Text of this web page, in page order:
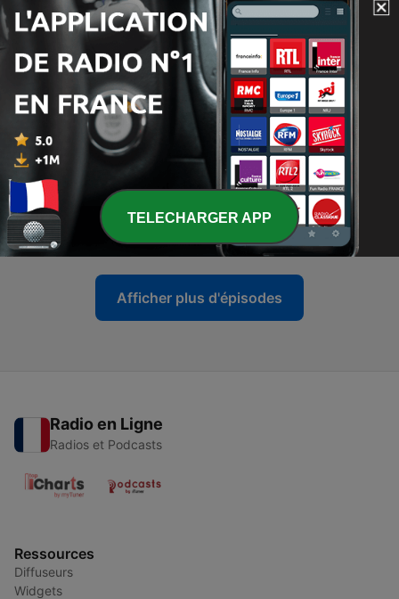
17 juil. 2026
Face à Face : Valérie Pécresse - 16/07
16 juil. 2026
17440 - Face à Face : Maud Bregeon - 15/07
17439 - Face à Face : Catherine Vautrin - 14/07
14 juil. 2026
17438 - Face à Face : Jean-Noël Barrot - 13/07
13 juil. 2026
Afficher plus d'épisodes
Radio en Ligne
Radios et Podcasts
Ressources
Diffuseurs
Widgets
TELECHARGER APP